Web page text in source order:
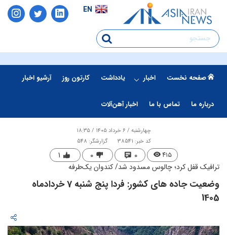
EN
صفحه نخست اخبار یادداشت کارتون روز آرشیو اخبار
درباره ما تماس با ما اخبار آهن‌آلات
چهارشنبه / ۶ خرداد ۱۴۰۵ / ۱۸:۳۵
کد خبر: 38541
گزارشگر: 548
۴۱۵ ۰ ۰ ۱
ترافیک قفل کرد؛ چالوس مسدود شد/ کندوان یک‌طرفه
وضعیت جاده های کشور: فردا پنج شنبه 7 خردادماه
1405